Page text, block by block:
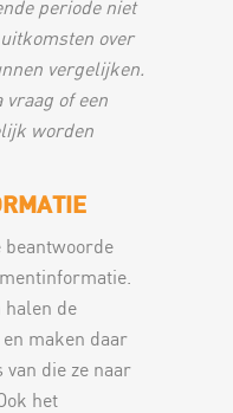
periode niet
over
vergelijken.
vraag of een
worden
halen de
maken daar
die ze naar
het